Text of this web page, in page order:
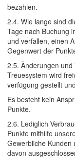
bezahlen.
2.4. Wie lange sind
Tage nach Buchung
und verfallen, einen
Gegenwert der
2.5. Änderungen
Treuesystem wird
verfügung gestellt
Es besteht kein
Punkte.
2.6. Lediglich
Punkte mithilfe
Gewerbliche Kunden
davon